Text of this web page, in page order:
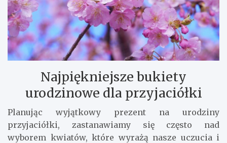
Najpiękniejsze bukiety
urodzinowe dla przyjaciółki
Planując wyjątkowy prezent na urodziny
przyjaciółki, zastanawiamy się często nad
wyborem kwiatów, które wyrażą nasze uczucia i